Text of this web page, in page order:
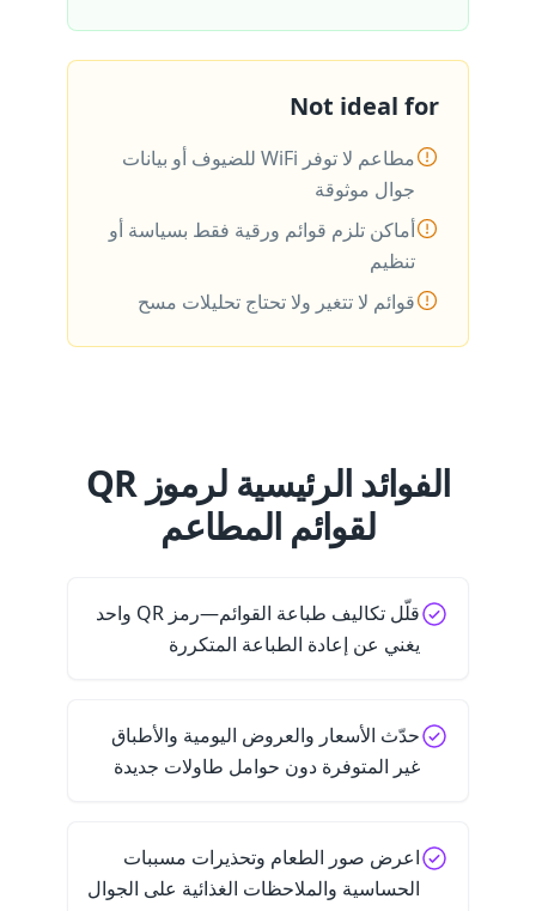
Not ideal for
مطاعم لا توفر WiFi للضيوف أو بيانات
جوال موثوقة
أماكن تلزم قوائم ورقية فقط بسياسة أو
تنظيم
قوائم لا تتغير ولا تحتاج تحليلات مسح
الفوائد الرئيسية لرموز QR
لقوائم المطاعم
قلّل تكاليف طباعة القوائم—رمز QR واحد
يغني عن إعادة الطباعة المتكررة
حدّث الأسعار والعروض اليومية والأطباق
غير المتوفرة دون حوامل طاولات جديدة
اعرض صور الطعام وتحذيرات مسببات
الحساسية والملاحظات الغذائية على الجوال